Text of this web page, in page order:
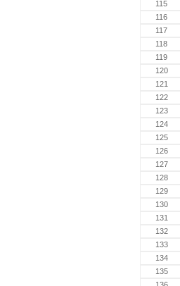
115
116
117
118
119
120
121
122
123
124
125
126
127
128
129
130
131
132
133
134
135